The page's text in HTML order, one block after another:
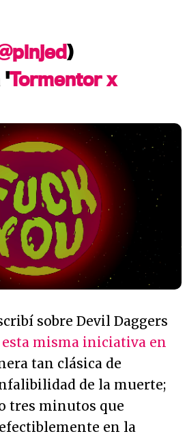
)
'Tormentor x
sobre Devil Daggers
esta misma iniciativa en
tan clásica de
de la muerte;
tres minutos que
en la